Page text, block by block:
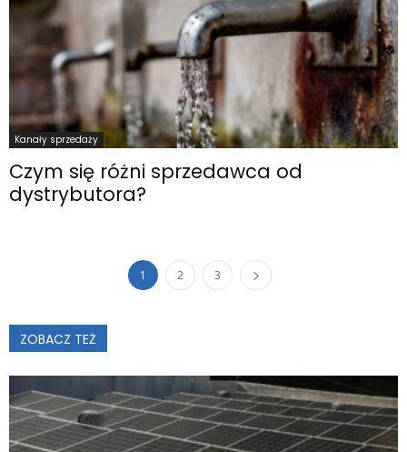
Kanały sprzedaży
Czym się różni sprzedawca od
dystrybutora?
1 2 3
ZOBACZ TEŻ